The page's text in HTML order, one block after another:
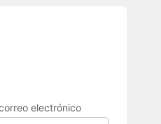
electrónico